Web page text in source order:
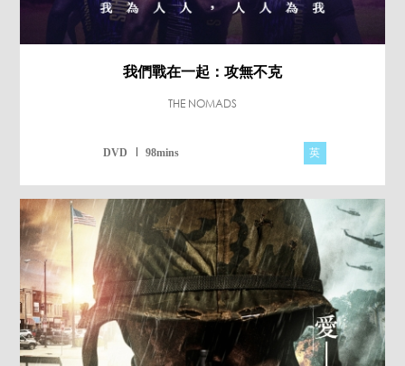
我們戰在一起：攻無不克
THE NOMADS
DVD 98mins 英